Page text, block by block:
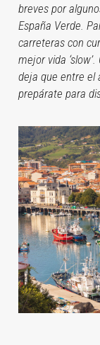
breves por
España Verde.
carreteras con
mejor vida
deja que entre el
prepárate para